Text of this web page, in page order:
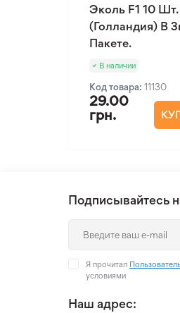
Эколь F1 10 Шт.
(Голландия) В
Пакете.
В наличии
Код товара: 11130
29.00
грн.
Подписывайтесь
Я прочитал
условиями
Наш адрес: